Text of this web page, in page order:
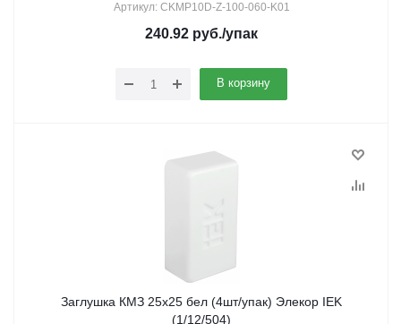
Артикул: CKMP10D-Z-100-060-K01
240.92 руб./упак
В корзину
Заглушка КМЗ 25х25 бел (4шт/упак) Элекор IEK
(1/12/504)